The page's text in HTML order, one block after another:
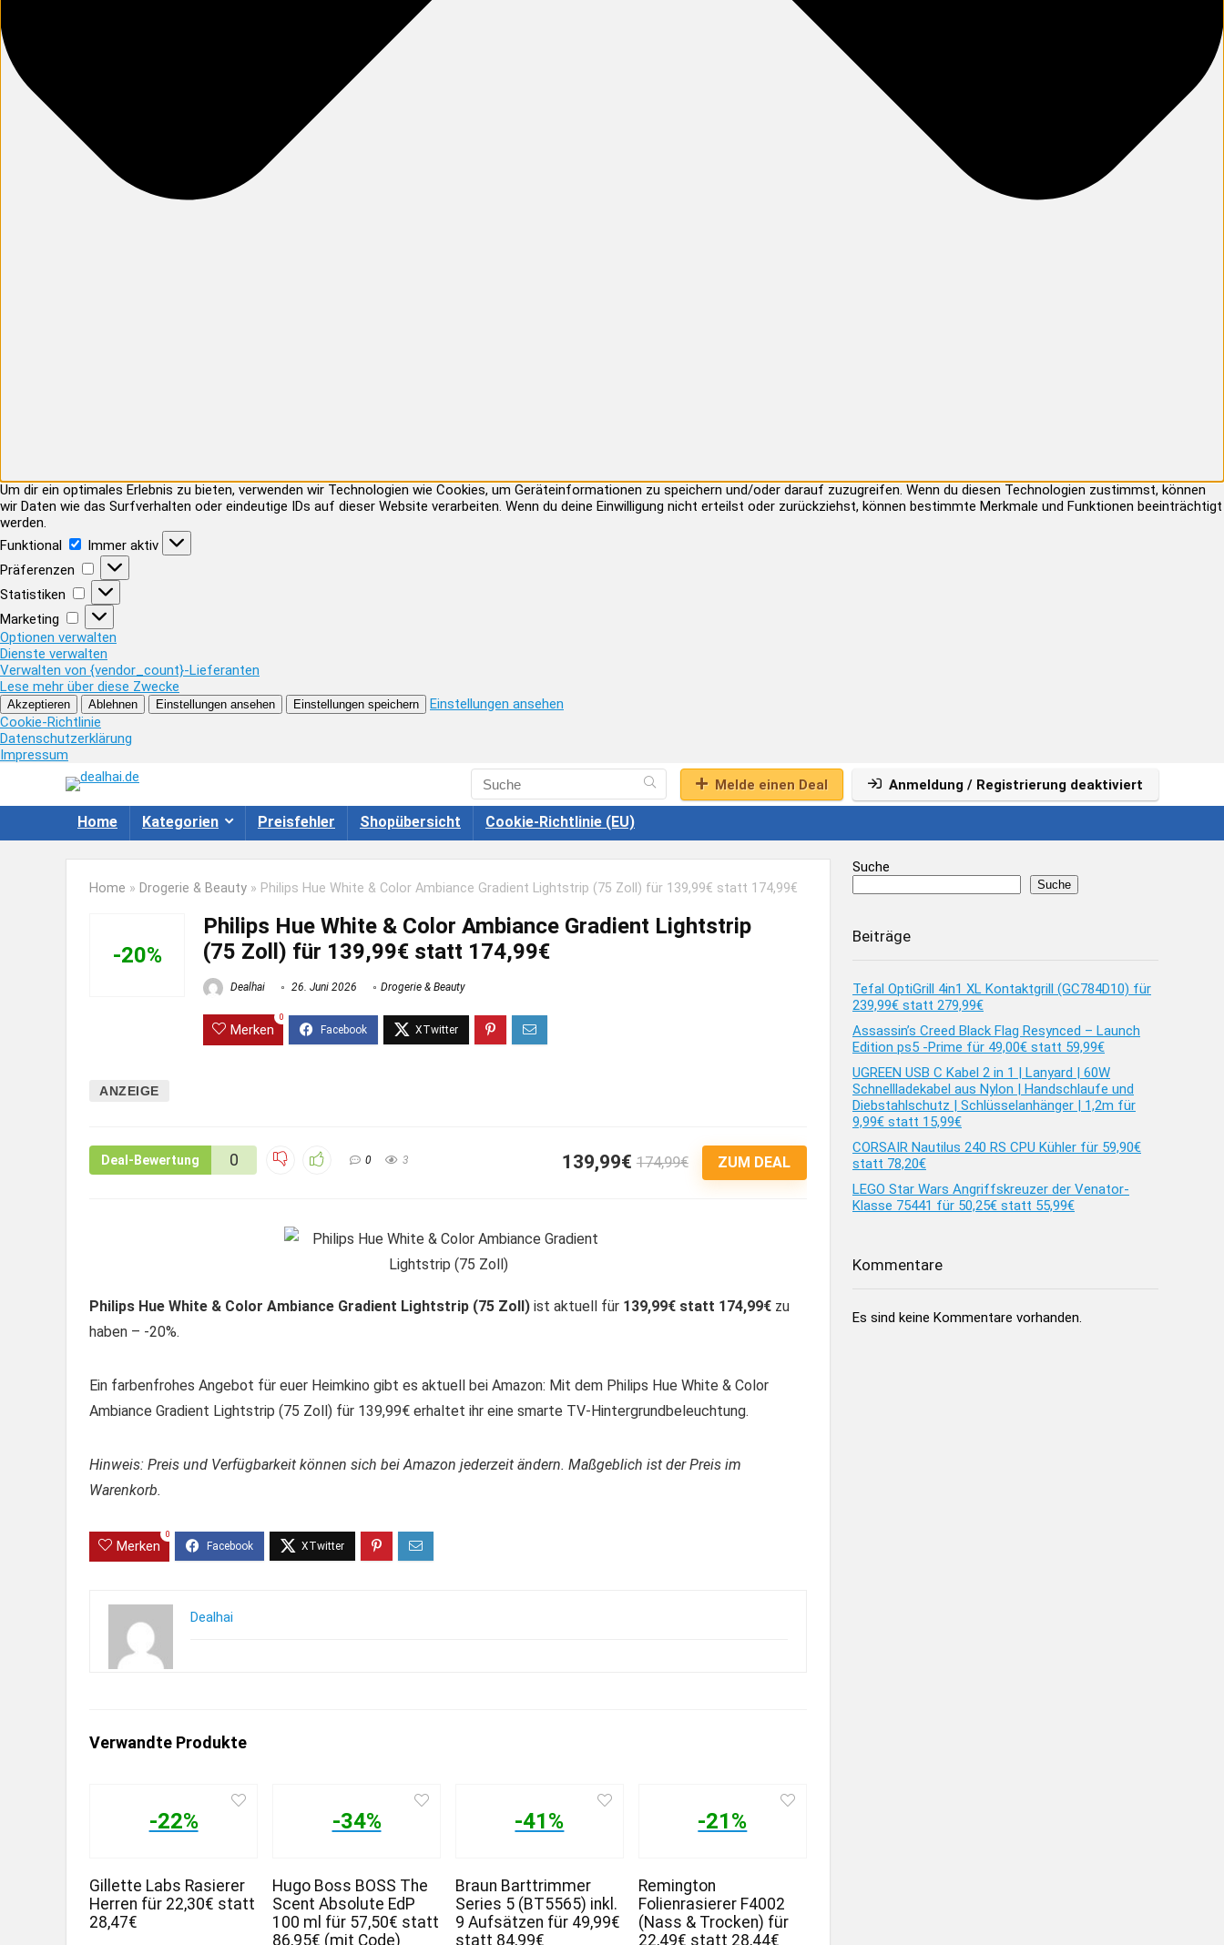
Um dir ein optimales Erlebnis zu bieten, verwenden wir Technologien wie Cookies, um Geräteinformationen zu speichern und/oder darauf zuzugreifen. Wenn du diesen Technologien zustimmst, können
wir Daten wie das Surfverhalten oder eindeutige IDs auf dieser Website verarbeiten. Wenn du deine Einwilligung nicht erteilst oder zurückziehst, können bestimmte Merkmale und Funktionen beeinträchtigt
werden.
Funktional
Funktional
Immer aktiv
Präferenzen
Präferenzen
Statistiken
Statistiken
Marketing
Marketing
Optionen verwalten
Dienste verwalten
Verwalten von {vendor_count}-Lieferanten
Lese mehr über diese Zwecke
Akzeptieren Ablehnen Einstellungen ansehen Einstellungen speichern
Einstellungen ansehen
Cookie-Richtlinie
Datenschutzerklärung
Impressum
Melde einen Deal
Anmeldung / Registrierung deaktiviert
Home Kategorien Preisfehler Shopübersicht Cookie-Richtlinie (EU)
Home » Drogerie & Beauty » Philips Hue White & Color Ambiance Gradient Lightstrip (75 Zoll) für 139,99€ statt 174,99€
-20%
Philips Hue White & Color Ambiance Gradient Lightstrip
(75 Zoll) für 139,99€ statt 174,99€
Dealhai 26. Juni 2026 Drogerie & Beauty
Merken
0
ANZEIGE
Deal-Bewertung 0 0 3 139,99€ 174,99€ ZUM DEAL
Philips Hue White & Color Ambiance Gradient Lightstrip (75 Zoll) ist aktuell für 139,99€ statt 174,99€ zu
haben – -20%.
Ein farbenfrohes Angebot für euer Heimkino gibt es aktuell bei Amazon: Mit dem Philips Hue White & Color
Ambiance Gradient Lightstrip (75 Zoll) für 139,99€ erhaltet ihr eine smarte TV-Hintergrundbeleuchtung.
Hinweis: Preis und Verfügbarkeit können sich bei Amazon jederzeit ändern. Maßgeblich ist der Preis im
Warenkorb.
Merken
0
Dealhai
Verwandte Produkte
-22%
Gillette Labs Rasierer
Herren für 22,30€ statt
28,47€
-34%
Hugo Boss BOSS The
Scent Absolute EdP
100 ml für 57,50€ statt
86,95€ (mit Code)
-41%
Braun Barttrimmer
Series 5 (BT5565) inkl.
9 Aufsätzen für 49,99€
statt 84,99€
-21%
Remington
Folienrasierer F4002
(Nass & Trocken) für
22,49€ statt 28,44€
Suche
Suche
Beiträge
Tefal OptiGrill 4in1 XL Kontaktgrill (GC784D10) für
239,99€ statt 279,99€
Assassin’s Creed Black Flag Resynced – Launch
Edition ps5 -Prime für 49,00€ statt 59,99€
UGREEN USB C Kabel 2 in 1 | Lanyard | 60W
Schnellladekabel aus Nylon | Handschlaufe und
Diebstahlschutz | Schlüsselanhänger | 1,2m für
9,99€ statt 15,99€
CORSAIR Nautilus 240 RS CPU Kühler für 59,90€
statt 78,20€
LEGO Star Wars Angriffskreuzer der Venator-
Klasse 75441 für 50,25€ statt 55,99€
Kommentare
Es sind keine Kommentare vorhanden.